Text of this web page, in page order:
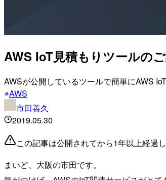
AWS IoT見積もりツールの
AWSが公開しているツールで簡単にAWS
AWS
市田善久
2019.05.30
この記事は公開されてから1年以上経過
まいど、大阪の市田です。